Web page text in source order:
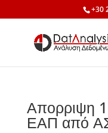
+30
Απορριψη
ΕΑΠ από